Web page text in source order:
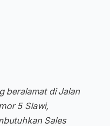
beralamat di Jalan
5 Slawi,
Sales